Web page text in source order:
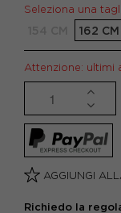
Seleziona una
162 CM
Attenzione: ultimi
AGGIUNGI
Richiedo la